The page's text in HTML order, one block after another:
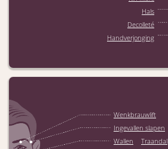
Hals
Decolleté
Handverjonging
Wenkbrauwlift
Ingevallen slapen
Wallen
Traandal